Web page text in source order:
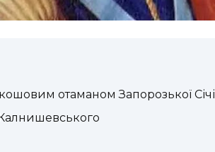
отаманом Запорозької Січі